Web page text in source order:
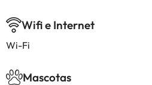
Wifi e Internet
Wi-Fi
Mascotas